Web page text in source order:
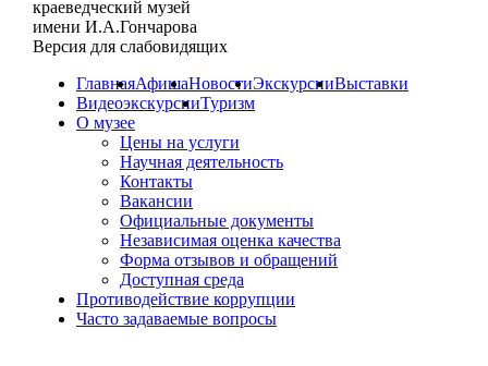
краеведческий музей
имени И.А.Гончарова
Версия для слабовидящих
ГлавнаяАфишаНовостиЭкскурсииВыставки
ВидеоэкскурсииТуризм
О музее
Цены на услуги
Научная деятельность
Контакты
Вакансии
Официальные документы
Независимая оценка качества
Форма отзывов и обращений
Доступная среда
Противодействие коррупции
Часто задаваемые вопросы